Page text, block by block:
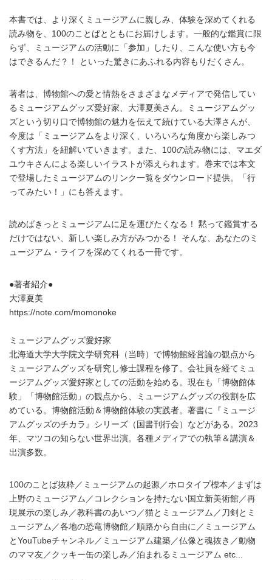
本書では、より深くミュージアムに親しみ、体験を深めてくれる
読み物を、100のことばとともにお届けします。一般的な鑑賞に限
らず、ミュージアムの活動に「参加」したり、こんな使い方も今
はできるんだ？！ といった驚きにあふれる内容もりだくさん。
著者は、博物館への愛と情熱をさまざまなメディアで発信してい
るミュージアムグッズ愛好家、大澤夏美さん。ミュージアムグッ
ズという切り口で博物館の魅力を伝えて続けている大澤さんが、
今度は「ミュージアムをより深く、いろいろな角度から楽しみつ
くす方法」を紐解いていきます。また、100の読み物には、マエダ
ユウキさんによる楽しいイラストが添えられます。巻末では本文
で登場したミュージアムのリンク一覧をダウンロード提供。「行
ってみたい！」にも答えます。
読めばきっとミュージアムに足を運びたくなる！ 黙って鑑賞する
だけではない、新しい楽しみ方がみつかる！ そんな、あなたのミ
ュージアム・ライフを深めてくれる一冊です。
●著者紹介●
大澤夏美
https://note.com/momonoke
ミュージアムグッズ愛好家
北海道大学大学院文学研究科（当時）で博物館経営論の観点から
ミュージアムグッズを研究し修士課程を修了。会社員を経てミュ
ージアムグッズ愛好家としての活動を始める。現在も「博物館体
験」「博物館活動」の観点から、ミュージアムグッズの役割を広
めている。博物館活動＆博物館体験の実践者。著書に『ミュージ
アムグッズのチカラ』シリーズ（国書刊行会）などがある。2023
年、マツコの知らない世界出演。各種メディアでの執筆＆講演＆
出演多数。
100のことば抜粋／ミュージアムの起源／ホロタイプ標本／まずは
上野のミュージアム／コレクションを持たない国立新美術館／再
現展示の楽しみ／教科書のあいつ／猫とミュージアム／刀剣とミ
ュージアム／各地の恐竜博物館／順路から自由に／ミュージアム
とYouTubeチャンネル／ミュージアム建築／仏像と魂抜き／動物
のママ友／クッキー缶の楽しみ／泊まれるミュージアム etc...